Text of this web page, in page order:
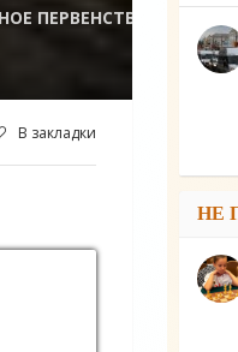
ПЕРВЕНСТВО /
В закладки
НЕ